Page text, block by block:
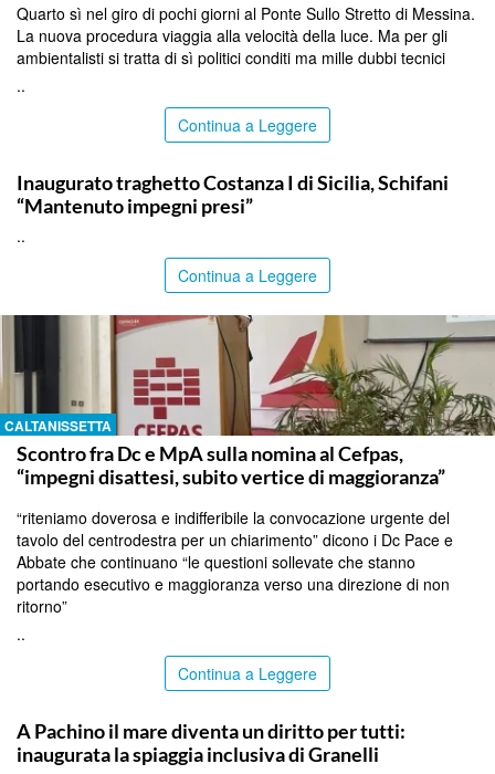
Quarto sì nel giro di pochi giorni al Ponte Sullo Stretto di Messina.
La nuova procedura viaggia alla velocità della luce. Ma per gli
ambientalisti si tratta di sì politici conditi ma mille dubbi tecnici
..
Continua a Leggere
Inaugurato traghetto Costanza I di Sicilia, Schifani
“Mantenuto impegni presi”
..
Continua a Leggere
CALTANISSETTA
Scontro fra Dc e MpA sulla nomina al Cefpas,
“impegni disattesi, subito vertice di maggioranza”
“riteniamo doverosa e indifferibile la convocazione urgente del
tavolo del centrodestra per un chiarimento” dicono i Dc Pace e
Abbate che continuano “le questioni sollevate che stanno
portando esecutivo e maggioranza verso una direzione di non
ritorno”
..
Continua a Leggere
A Pachino il mare diventa un diritto per tutti:
inaugurata la spiaggia inclusiva di Granelli